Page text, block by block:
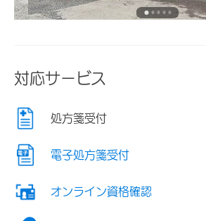
対応サービス
処方箋受付
電子処方箋受付
オンライン資格確認